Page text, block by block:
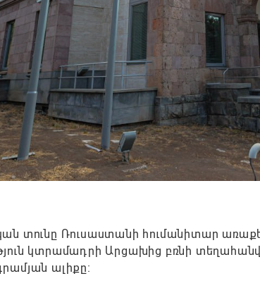
տունը Ռուսաստանի հումանիտար
կտրամադրի Արցախից բռնի
ալիքը։